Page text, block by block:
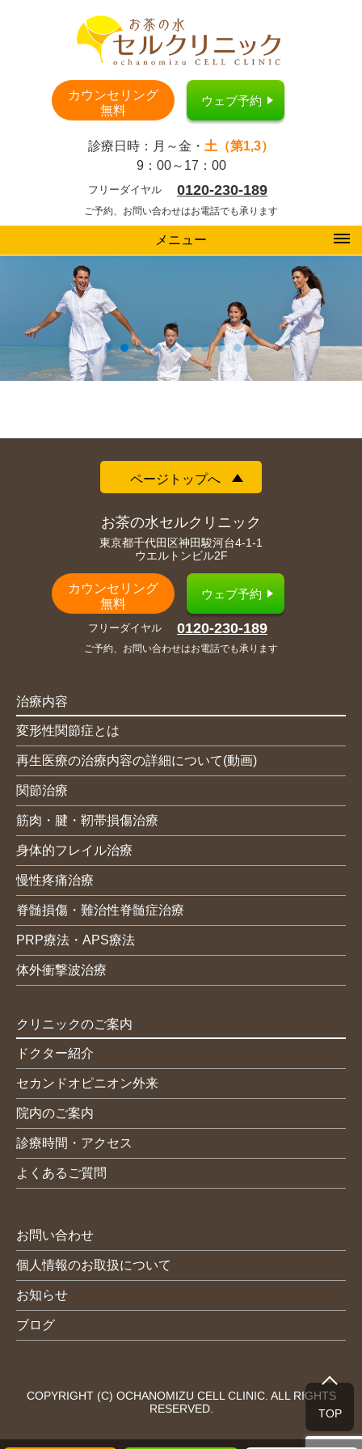
カウンセリング
無料
ウェブ予約
診療日時：月～金・ 土（第1,3）
9：00～17：00
フリーダイヤル 0120-230-189
ご予約、お問い合わせはお電話でも承ります
メニュー
ページトップへ
お茶の水セルクリニック
東京都千代田区神田駿河台4-1-1
ウエルトンビル2F
カウンセリング
無料
ウェブ予約
フリーダイヤル 0120-230-189
ご予約、お問い合わせはお電話でも承ります
治療内容
変形性関節症とは
再生医療の治療内容の詳細について(動画)
関節治療
筋肉・腱・靭帯損傷治療
身体的フレイル治療
慢性疼痛治療
脊髄損傷・難治性脊髄症治療
PRP療法・APS療法
体外衝撃波治療
クリニックのご案内
ドクター紹介
セカンドオピニオン外来
院内のご案内
診療時間・アクセス
よくあるご質問
お問い合わせ
個人情報のお取扱について
お知らせ
ブログ
COPYRIGHT (C) OCHANOMIZU CELL CLINIC. ALL RIGHTS
RESERVED.
TOP